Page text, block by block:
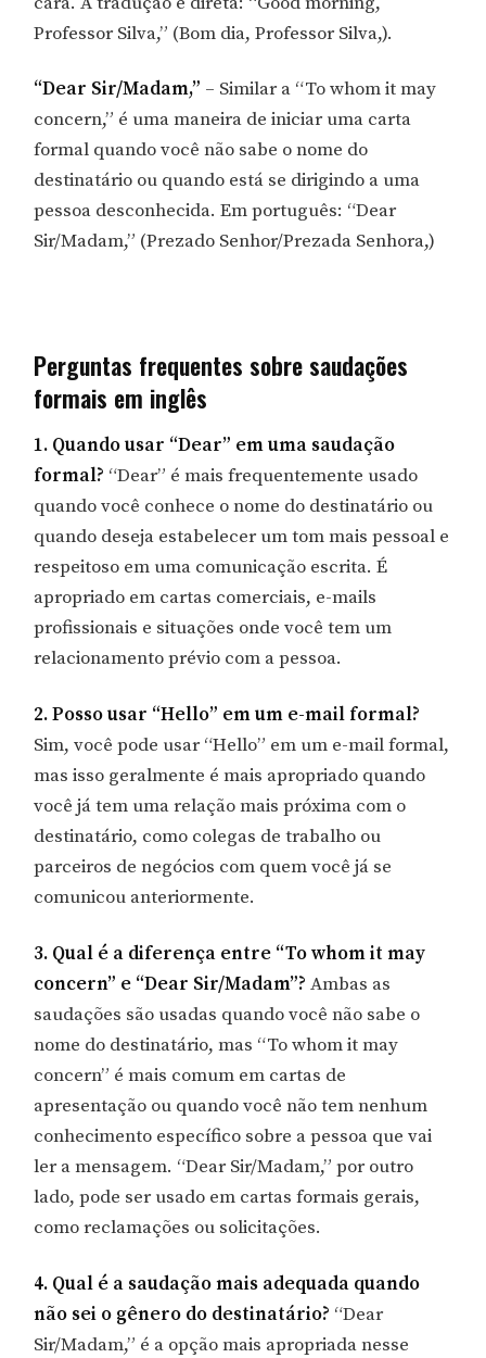
Professor Silva,” (Bom dia, Professor Silva,).
“Dear Sir/Madam,” – Similar a “To whom it may
concern,” é uma maneira de iniciar uma carta
formal quando você não sabe o nome do
destinatário ou quando está se dirigindo a uma
pessoa desconhecida. Em português: “Dear
Sir/Madam,” (Prezado Senhor/Prezada Senhora,)
Perguntas frequentes sobre saudações
formais em inglês
1. Quando usar “Dear” em uma saudação
formal? “Dear” é mais frequentemente usado
quando você conhece o nome do destinatário ou
quando deseja estabelecer um tom mais pessoal e
respeitoso em uma comunicação escrita. É
apropriado em cartas comerciais, e-mails
profissionais e situações onde você tem um
relacionamento prévio com a pessoa.
2. Posso usar “Hello” em um e-mail formal?
Sim, você pode usar “Hello” em um e-mail formal,
mas isso geralmente é mais apropriado quando
você já tem uma relação mais próxima com o
destinatário, como colegas de trabalho ou
parceiros de negócios com quem você já se
comunicou anteriormente.
3. Qual é a diferença entre “To whom it may
concern” e “Dear Sir/Madam”? Ambas as
saudações são usadas quando você não sabe o
nome do destinatário, mas “To whom it may
concern” é mais comum em cartas de
apresentação ou quando você não tem nenhum
conhecimento específico sobre a pessoa que vai
ler a mensagem. “Dear Sir/Madam,” por outro
lado, pode ser usado em cartas formais gerais,
como reclamações ou solicitações.
4. Qual é a saudação mais adequada quando
não sei o gênero do destinatário? “Dear
Sir/Madam,” é a opção mais apropriada nesse